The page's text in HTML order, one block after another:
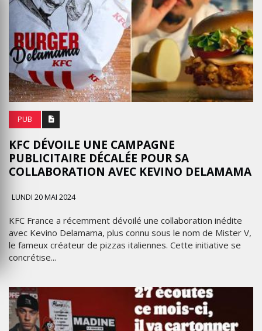
PUB
KFC DÉVOILE UNE CAMPAGNE
PUBLICITAIRE DÉCALÉE POUR SA
COLLABORATION AVEC KEVINO DELAMAMA
LUNDI 20 MAI 2024
KFC France a récemment dévoilé une collaboration inédite
avec Kevino Delamama, plus connu sous le nom de Mister V,
le fameux créateur de pizzas italiennes. Cette initiative se
concrétise...